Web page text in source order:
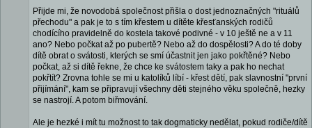
Přijde mi, že novodobá společnost přišla o dost jednoznačných "rituálů
přechodu" a pak je to s tím křestem u dítěte křesťanských rodičů
chodícího pravidelně do kostela takové podivné - v 10 ještě ne a v 11
ano? Nebo počkat až po pubertě? Nebo až do dospělosti? A do té doby
dítě obrat o svátosti, kterých se smí účastnit jen jako pokřtěné? Nebo
počkat, až si dítě řekne, že chce ke svátostem taky a pak ho nechat
pokřtít? Zrovna tohle se mi u katolíků líbí - křest dětí, pak slavnostní "první
přijímání", kam se připravují všechny děti stejného věku společně, hezky
se nastrojí. A potom biřmování.
Ale je hezké i mít tu možnost to tak dogmaticky nedělat, pokud rodiče/dítě